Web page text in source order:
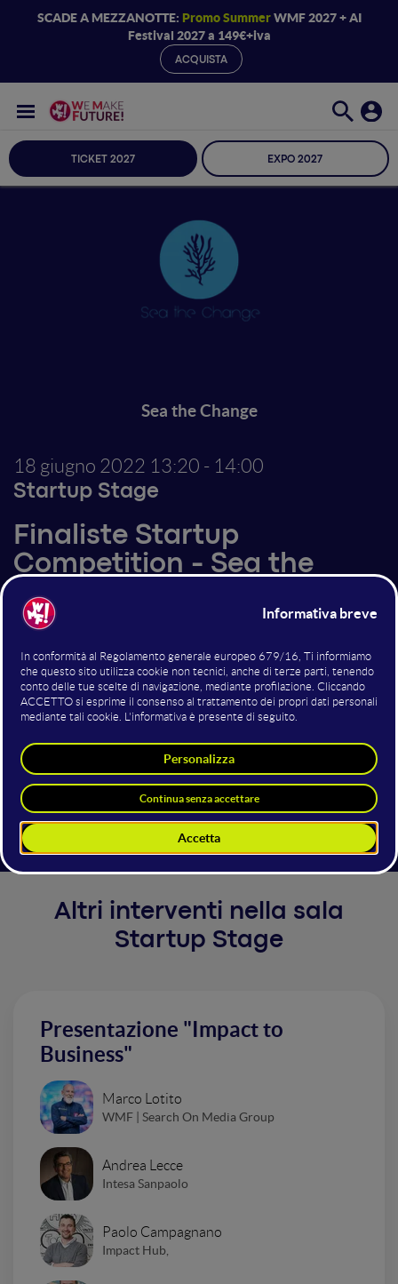
SCADE A MEZZANOTTE: Promo SummerWMF 2027 + AI
Festival 2027 a 149€+iva
ACQUISTA
TICKET 2027 EXPO 2027
Sea the Change
18 giugno 2022 13:20 - 14:00
Startup Stage
Finaliste Startup
Competition - Sea the
Change
sociale che intende rendere il settore turistico
protagonista nella tutela degli ecosistemi marini.
Come? Offrendo la possibilità ai singoli turisti di
ridurre e compensare l’impatto ambientale della
propria vacanza attraverso l’investimento in progetti
sostenibili, legati alla salvaguardia del mare. Inoltre
Sea the Change propone percorsi di analisi, reporting
e comunicazione della sostenibilità per le imprese.
Altri interventi nella sala
Startup Stage
Presentazione "Impact to
Business"
Marco Lotito
WMF | Search On Media Group
Andrea Lecce
Intesa Sanpaolo
Paolo Campagnano
Impact Hub,